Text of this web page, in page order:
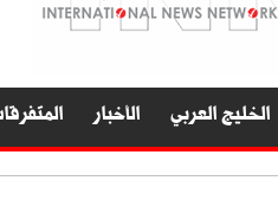
الخليج العربي الأخبار